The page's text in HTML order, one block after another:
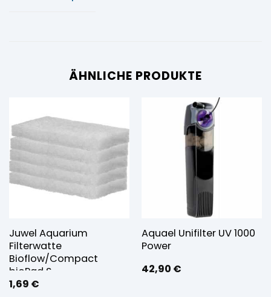
ÄHNLICHE PRODUKTE
Juwel Aquarium
Filterwatte
Bioflow/Compact
bioPad S
1,69 €
Aquael Unifilter UV 1000
Power
42,90 €